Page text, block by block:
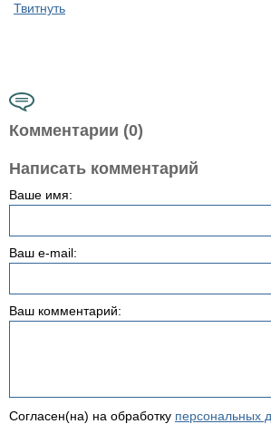
Твитнуть
Комментарии (0)
Написать комментарий
Ваше имя:
Ваш e-mail:
Ваш комментарий:
Согласен(на) на обработку персональных